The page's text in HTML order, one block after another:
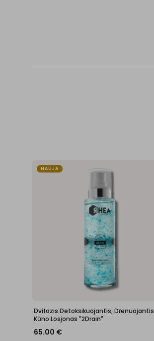
NAUJA
Dvifazis Detoksikuojantis, Drenuojantis
Kūno Losjonas "2Drain"
65.00 €